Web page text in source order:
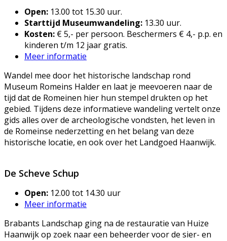
Open: 13.00 tot 15.30 uur.
Starttijd Museumwandeling: 13.30 uur.
Kosten: € 5,- per persoon. Beschermers € 4,- p.p. en
kinderen t/m 12 jaar gratis.
Meer informatie
Wandel mee door het historische landschap rond
Museum Romeins Halder en laat je meevoeren naar de
tijd dat de Romeinen hier hun stempel drukten op het
gebied. Tijdens deze informatieve wandeling vertelt onze
gids alles over de archeologische vondsten, het leven in
de Romeinse nederzetting en het belang van deze
historische locatie, en ook over het Landgoed Haanwijk.
De Scheve Schup
Open: 12.00 tot 14.30 uur
Meer informatie
Brabants Landschap ging na de restauratie van Huize
Haanwijk op zoek naar een beheerder voor de sier- en